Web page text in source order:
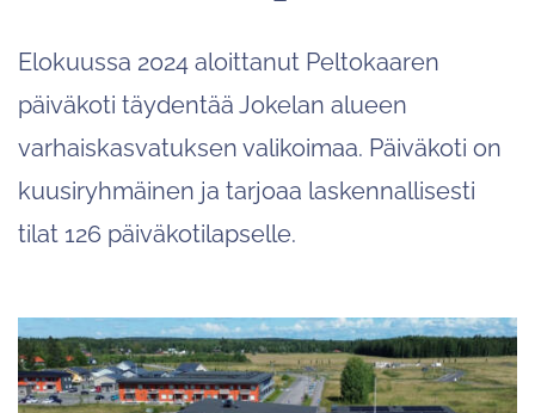
Elokuussa 2024 aloittanut Peltokaaren
päiväkoti täydentää Jokelan alueen
varhaiskasvatuksen valikoimaa. Päiväkoti on
kuusiryhmäinen ja tarjoaa laskennallisesti
tilat 126 päiväkotilapselle.